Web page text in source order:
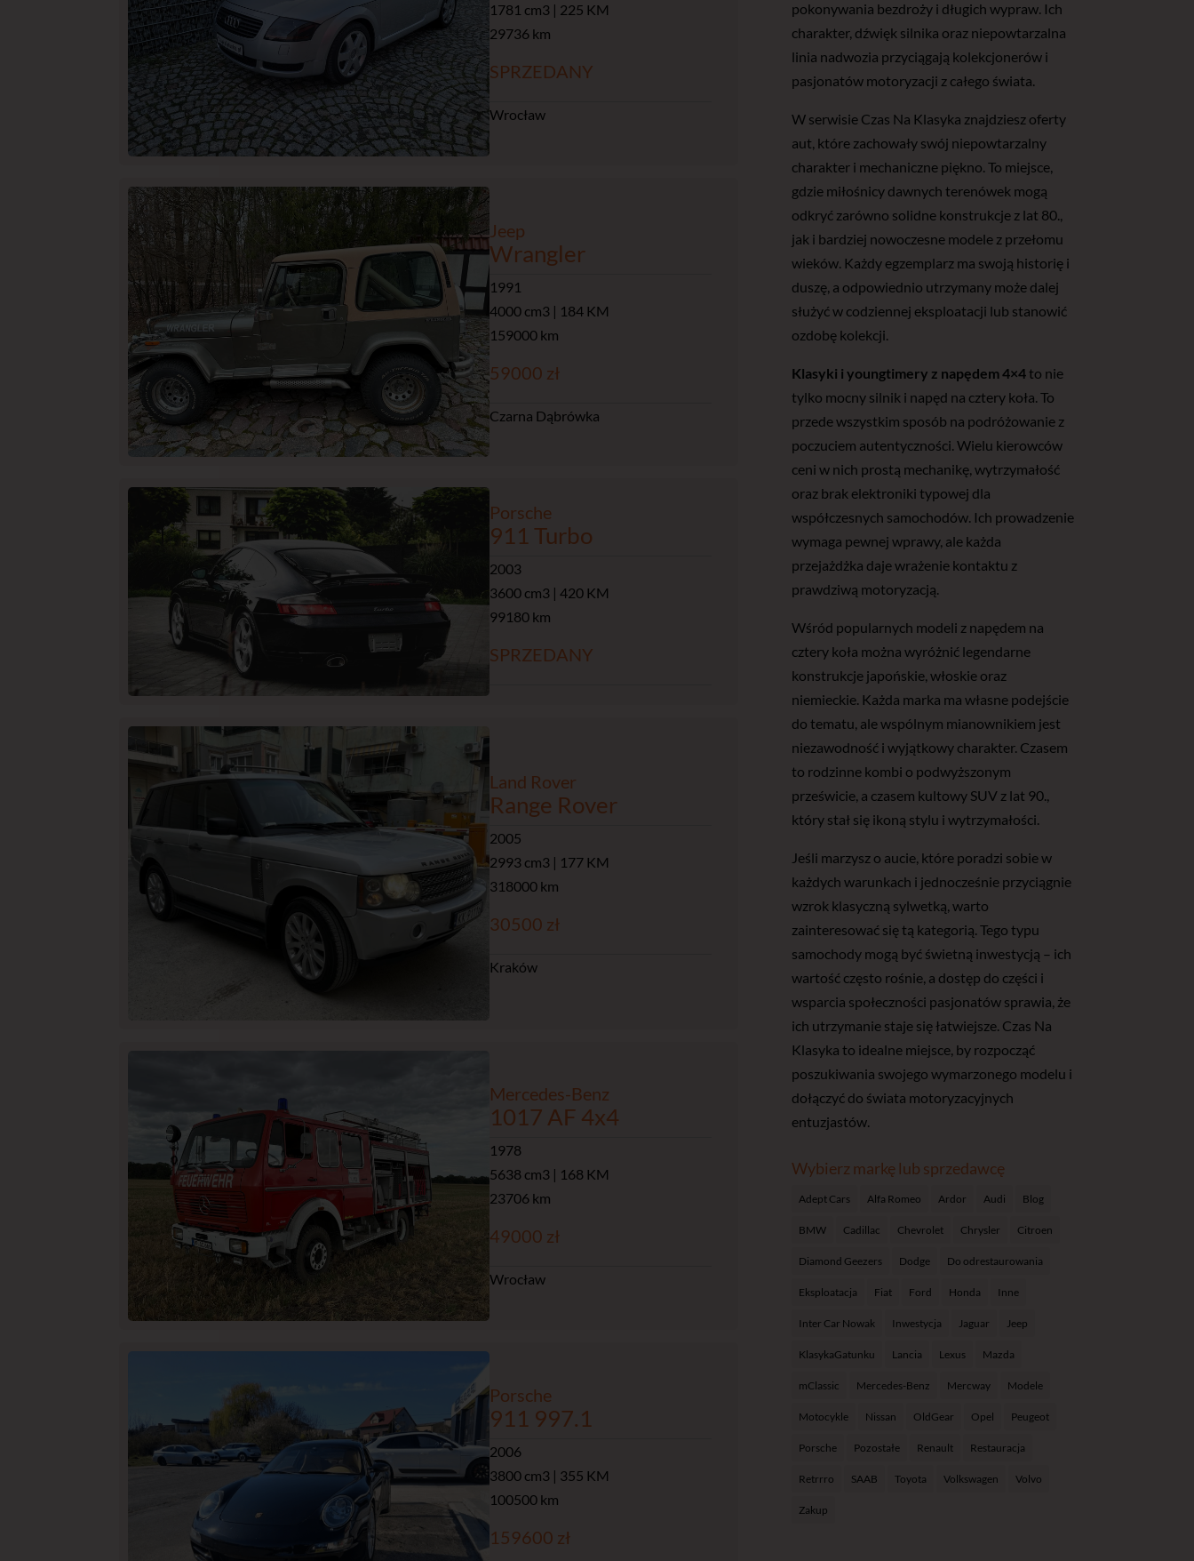
1781 cm3 | 225 KM
29736 km
SPRZEDANY
Wrocław
Jeep
Wrangler
1991
4000 cm3 | 184 KM
159000 km
59000 zł
Czarna Dąbrówka
Porsche
911 Turbo
2003
3600 cm3 | 420 KM
99180 km
SPRZEDANY
Land Rover
Range Rover
2005
2993 cm3 | 177 KM
318000 km
30500 zł
Kraków
Mercedes-Benz
1017 AF 4x4
1978
5638 cm3 | 168 KM
23706 km
49000 zł
Wrocław
Porsche
911 997.1
2006
3800 cm3 | 355 KM
100500 km
159600 zł
pokonywania bezdroży i długich wypraw. Ich
charakter, dźwięk silnika oraz niepowtarzalna
linia nadwozia przyciągają kolekcjonerów i
pasjonatów motoryzacji z całego świata.
W serwisie Czas Na Klasyka znajdziesz oferty
aut, które zachowały swój niepowtarzalny
charakter i mechaniczne piękno. To miejsce,
gdzie miłośnicy dawnych terenówek mogą
odkryć zarówno solidne konstrukcje z lat 80.,
jak i bardziej nowoczesne modele z przełomu
wieków. Każdy egzemplarz ma swoją historię i
duszę, a odpowiednio utrzymany może dalej
służyć w codziennej eksploatacji lub stanowić
ozdobę kolekcji.
Klasyki i youngtimery z napędem 4×4to nie
tylko mocny silnik i napęd na cztery koła. To
przede wszystkim sposób na podróżowanie z
poczuciem autentyczności. Wielu kierowców
ceni w nich prostą mechanikę, wytrzymałość
oraz brak elektroniki typowej dla
współczesnych samochodów. Ich prowadzenie
wymaga pewnej wprawy, ale każda
przejażdżka daje wrażenie kontaktu z
prawdziwą motoryzacją.
Wśród popularnych modeli z napędem na
cztery koła można wyróżnić legendarne
konstrukcje japońskie, włoskie oraz
niemieckie. Każda marka ma własne podejście
do tematu, ale wspólnym mianownikiem jest
niezawodność i wyjątkowy charakter. Czasem
to rodzinne kombi o podwyższonym
prześwicie, a czasem kultowy SUV z lat 90.,
który stał się ikoną stylu i wytrzymałości.
Jeśli marzysz o aucie, które poradzi sobie w
każdych warunkach i jednocześnie przyciągnie
wzrok klasyczną sylwetką, warto
zainteresować się tą kategorią. Tego typu
samochody mogą być świetną inwestycją – ich
wartość często rośnie, a dostęp do części i
wsparcia społeczności pasjonatów sprawia, że
ich utrzymanie staje się łatwiejsze. Czas Na
Klasyka to idealne miejsce, by rozpocząć
poszukiwania swojego wymarzonego modelu i
dołączyć do świata motoryzacyjnych
entuzjastów.
Wybierz markę lub sprzedawcę
Adept Cars Alfa Romeo Ardor Audi Blog
BMW Cadillac Chevrolet Chrysler Citroen
Diamond Geezers Dodge Do odrestaurowania
Eksploatacja Fiat Ford Honda Inne
Inter Car Nowak Inwestycja Jaguar Jeep
KlasykaGatunku Lancia Lexus Mazda
mClassic Mercedes-Benz Mercway Modele
Motocykle Nissan OldGear Opel Peugeot
Porsche Pozostałe Renault Restauracja
Retrrro SAAB Toyota Volkswagen Volvo
Zakup